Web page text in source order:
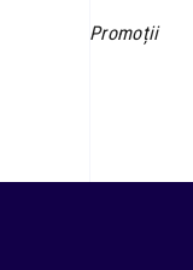
Promoții